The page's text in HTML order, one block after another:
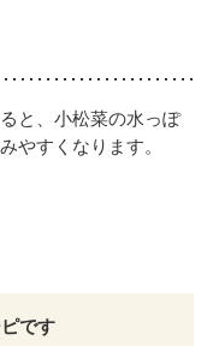
と、小松菜の水っぽ
やすくなります。
です